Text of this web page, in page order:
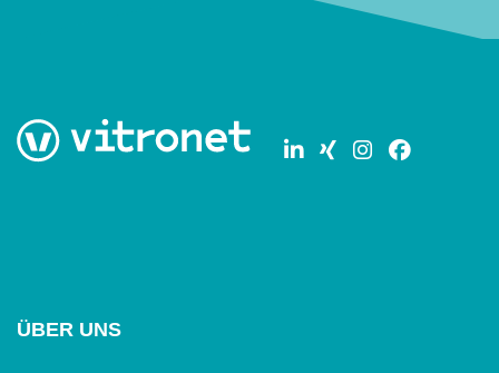
ÜBER UNS